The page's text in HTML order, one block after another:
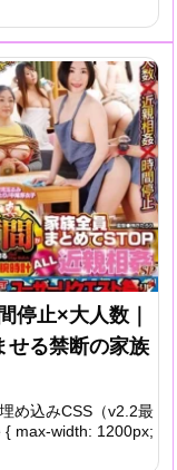
停止×大人数｜
せる禁断の家族
め込みCSS（v2.2最
{ max-width: 1200px;